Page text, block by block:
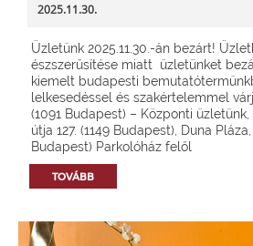
2025.11.30.
Üzletünk 2025.11.30.-án bezárt!
észszerűsítése miatt üzletünket
kiemelt budapesti
lelkesedéssel és szakértelemmel
(1091 Budapest) – Központi
útja 127. (1149 Budapest), Duna
Budapest) Parkolóház felől
TOVÁBB